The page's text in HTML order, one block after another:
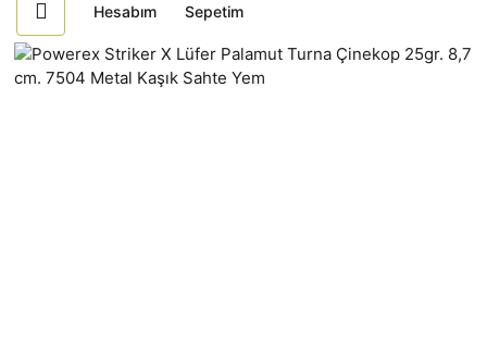
Hesabım Sepetim